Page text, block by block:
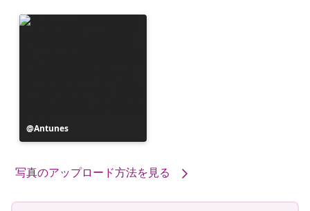
投
稿
Antunes
写真のアップロード方法を見る